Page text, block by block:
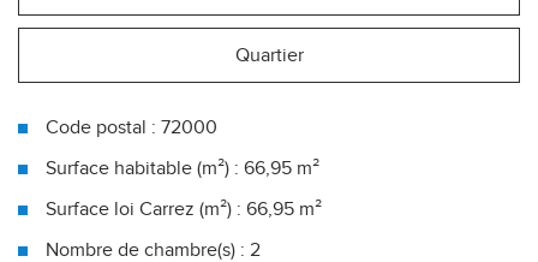
Quartier
Code postal : 72000
Surface habitable (m²) : 66,95 m²
Surface loi Carrez (m²) : 66,95 m²
Nombre de chambre(s) : 2